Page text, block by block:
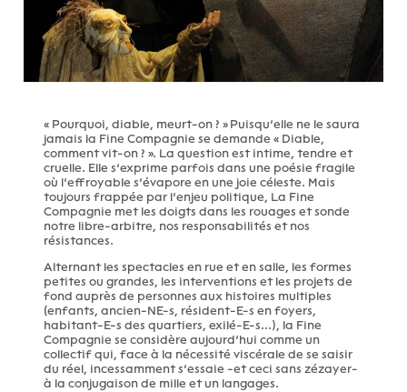
« Pourquoi, diable, meurt-on ? » Puisqu’elle ne le saura
jamais la Fine Compagnie se demande « Diable,
comment vit-on ? ». La question est intime, tendre et
cruelle. Elle s’exprime parfois dans une poésie fragile
où l’effroyable s’évapore en une joie céleste. Mais
toujours frappée par l’enjeu politique, La Fine
Compagnie met les doigts dans les rouages et sonde
notre libre-arbitre, nos responsabilités et nos
résistances.
Alternant les spectacles en rue et en salle, les formes
petites ou grandes, les interventions et les projets de
fond auprès de personnes aux histoires multiples
(enfants, ancien-NE-s, résident-E-s en foyers,
habitant-E-s des quartiers, exilé-E-s...), la Fine
Compagnie se considère aujourd’hui comme un
collectif qui, face à la nécessité viscérale de se saisir
du réel, incessamment s’essaie -et ceci sans zézayer-
à la conjugaison de mille et un langages.